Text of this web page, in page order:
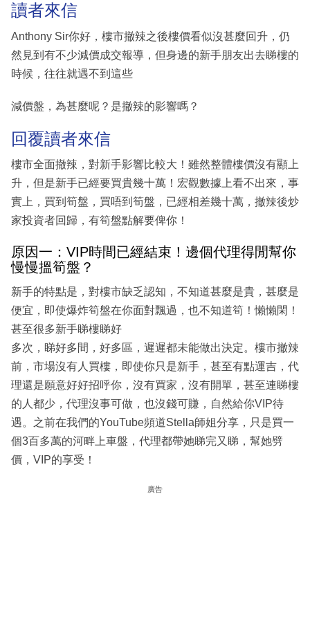
讀者來信
Anthony Sir你好，樓市撤辣之後樓價看似沒甚麼回升，仍
然見到有不少減價成交報導，但身邊的新手朋友出去睇樓的
時候，往往就遇不到這些
減價盤，為甚麼呢？是撤辣的影響嗎？
回覆讀者來信
樓市全面撤辣，對新手影響比較大！雖然整體樓價沒有顯上
升，但是新手已經要買貴幾十萬！宏觀數據上看不出來，事
實上，買到筍盤，買唔到筍盤，已經相差幾十萬，撤辣後炒
家投資者回歸，有筍盤點解要俾你！
原因一：VIP時間已經結束！邊個代理得閒幫你
慢慢搵筍盤？
新手的特點是，對樓市缺乏認知，不知道甚麼是貴，甚麼是
便宜，即使爆炸筍盤在你面對飄過，也不知道筍！懶懶閑！
甚至很多新手睇樓睇好
多次，睇好多間，好多區，遲遲都未能做出決定。樓市撤辣
前，市場沒有人買樓，即使你只是新手，甚至有點運吉，代
理還是願意好好招呼你，沒有買家，沒有開單，甚至連睇樓
的人都少，代理沒事可做，也沒錢可賺，自然給你VIP待
遇。之前在我們的YouTube頻道Stella師姐分享，只是買一
個3百多萬的河畔上車盤，代理都帶她睇完又睇，幫她劈
價，VIP的享受！
廣告